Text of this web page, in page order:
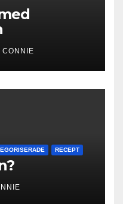
CONNIE
RECEPT